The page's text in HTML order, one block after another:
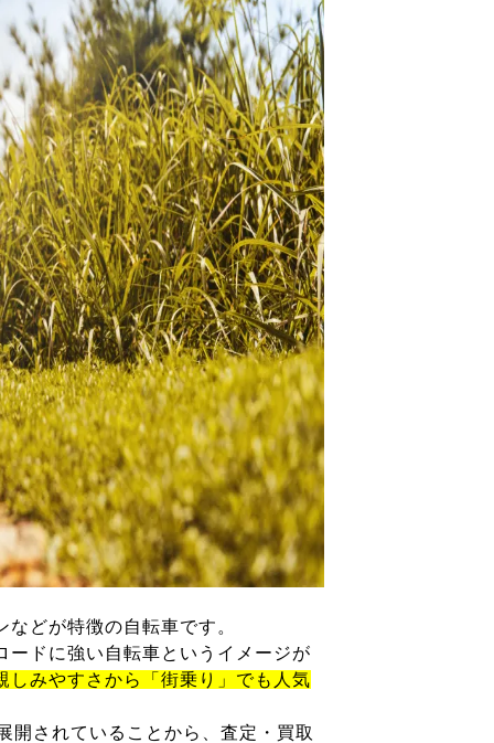
どが特徴の自転車です。
ードに強い自転車というイメージが
しみやすさから「街乗り」でも人気
開されていることから、査定・買取